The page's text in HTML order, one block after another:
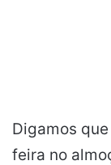
Digamos
feira no